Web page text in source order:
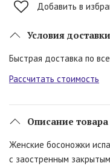
Добавить в
Условия доставки
Быстрая доставка по
Рассчитать стоимость
Описание товара
Женские босоножки
с заостренным